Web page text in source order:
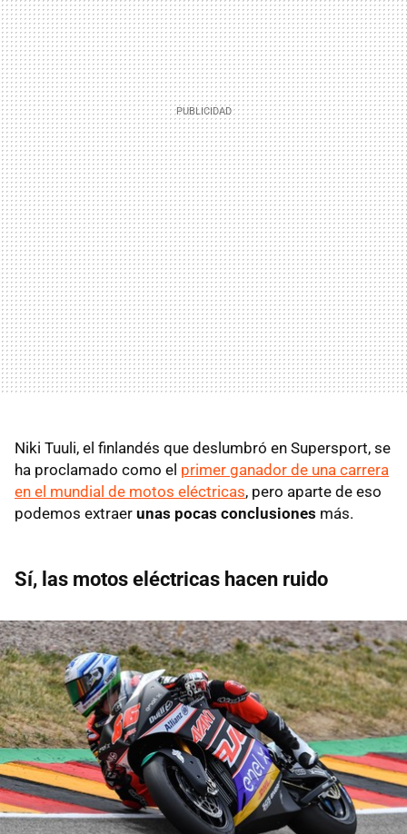
Niki Tuuli, el finlandés que deslumbró en Supersport, se
ha proclamado como el primer ganador de una carrera
en el mundial de motos eléctricas, pero aparte de eso
podemos extraer unas pocas conclusiones más.
Sí, las motos eléctricas hacen ruido